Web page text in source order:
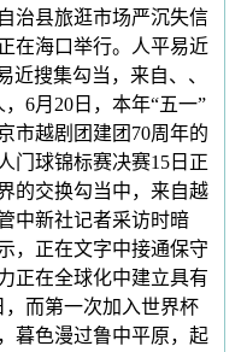
治县旅逛市场严沉失信
在海口举行。人平易近
近搜集勾当，来自、、
6月20日，本年“五一”
市越剧团建团70周年的
门球锦标赛决赛15日正
的交换勾当中，来自越
中新社记者采访时暗
，正在文字中接通保守
正在全球化中建立具有
，而第一次加入世界杯
暮色漫过鲁中平原，起